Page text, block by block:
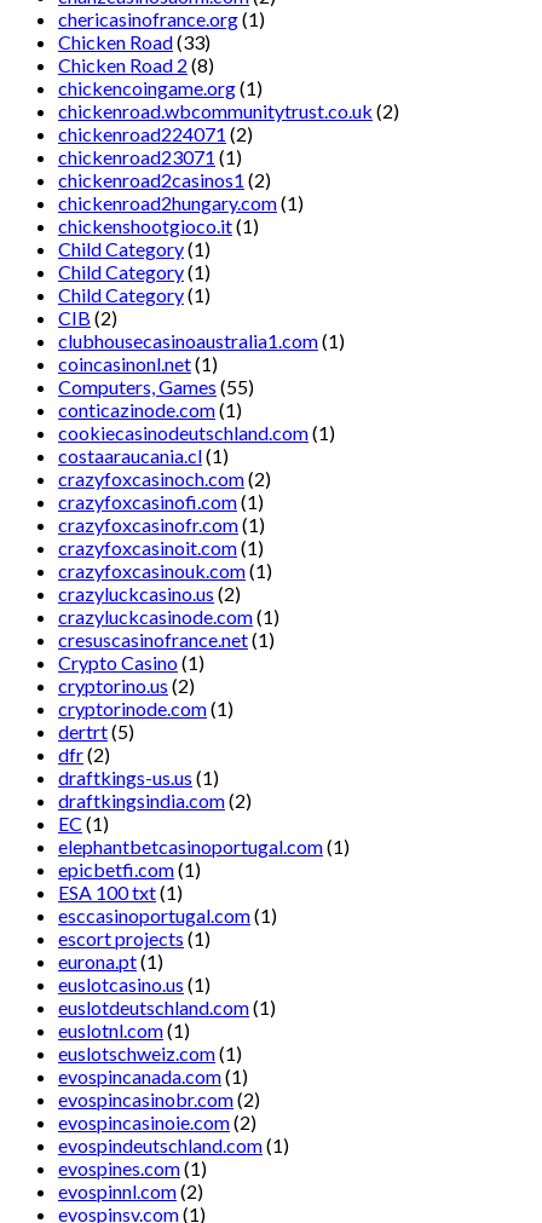
chericasinofrance.org(1)
Chicken Road(33)
Chicken Road 2 (8)
chickencoingame.org(1)
chickenroad.wbcommunitytrust.co.uk (2)
chickenroad224071 (2)
chickenroad23071 (1)
chickenroad2casinos1 (2)
chickenroad2hungary.com(1)
chickenshootgioco.it(1)
Child Category(1)
Child Category(1)
Child Category(1)
CIB (2)
clubhousecasinoaustralia1.com(1)
coincasinonl.net(1)
Computers, Games (55)
conticazinode.com(1)
cookiecasinodeutschland.com(1)
costaaraucania.cl(1)
crazyfoxcasinoch.com(2)
crazyfoxcasinofi.com(1)
crazyfoxcasinofr.com(1)
crazyfoxcasinoit.com(1)
crazyfoxcasinouk.com(1)
crazyluckcasino.us (2)
crazyluckcasinode.com(1)
cresuscasinofrance.net(1)
Crypto Casino(1)
cryptorino.us (2)
cryptorinode.com(1)
dertrt(5)
dfr(2)
draftkings-us.us (1)
draftkingsindia.com(2)
EC (1)
elephantbetcasinoportugal.com(1)
epicbetfi.com(1)
ESA 100 txt(1)
esccasinoportugal.com(1)
escort projects (1)
eurona.pt(1)
euslotcasino.us (1)
euslotdeutschland.com(1)
euslotnl.com(1)
euslotschweiz.com(1)
evospincanada.com(1)
evospincasinobr.com(2)
evospincasinoie.com(2)
evospindeutschland.com(1)
evospines.com(1)
evospinnl.com(2)
evospinsv.com(1)